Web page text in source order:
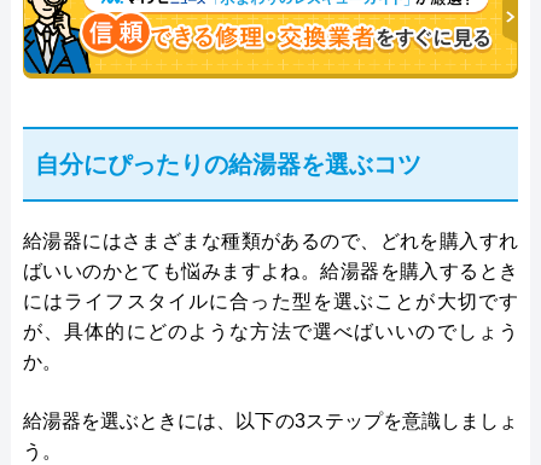
自分にぴったりの給湯器を選ぶコツ
給湯器にはさまざまな種類があるので、どれを購入すれ
ばいいのかとても悩みますよね。給湯器を購入するとき
にはライフスタイルに合った型を選ぶことが大切です
が、具体的にどのような方法で選べばいいのでしょう
か。
給湯器を選ぶときには、以下の3ステップを意識しましょ
う。